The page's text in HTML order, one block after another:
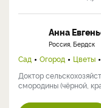
Анна
Россия, Бердск
Сад Огород Цветы
Доктор
смородины (чёрной,